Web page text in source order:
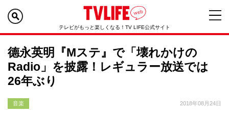
テレビがもっと楽しくなる！TV LIFE公式サイト
德永英明『Mステ』で「壊れかけの
Radio」を披露！レギュラー放送では
26年ぶり
音楽 2018年08月24日